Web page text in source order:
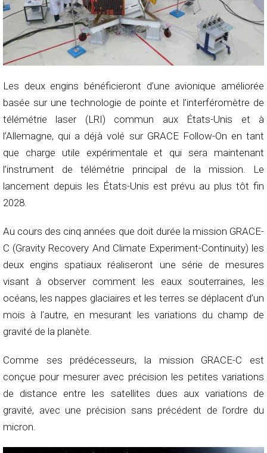
Les deux engins bénéficieront d’une avionique améliorée
basée sur une technologie de pointe et l’interféromètre de
télémétrie laser (LRI) commun aux États-Unis et à
l’Allemagne, qui a déjà volé sur GRACE Follow-On en tant
que charge utile expérimentale et qui sera maintenant
l’instrument de télémétrie principal de la mission. Le
lancement depuis les États-Unis est prévu au plus tôt fin
2028.
Au cours des cinq années que doit durée la mission GRACE-
C (Gravity Recovery And Climate Experiment-Continuity) les
deux engins spatiaux réaliseront une série de mesures
visant à observer comment les eaux souterraines, les
océans, les nappes glaciaires et les terres se déplacent d’un
mois à l’autre, en mesurant les variations du champ de
gravité de la planète.
Comme ses prédécesseurs, la mission GRACE-C est
conçue pour mesurer avec précision les petites variations
de distance entre les satellites dues aux variations de
gravité, avec une précision sans précédent de l’ordre du
micron.